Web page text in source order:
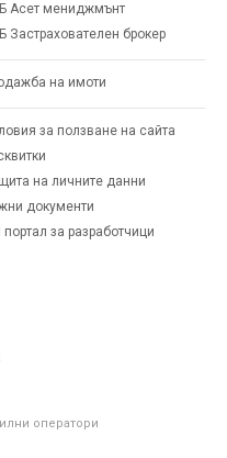
Асет мениджмънт
Застрахователен брокер
на имоти
за ползване на сайта
на личните данни
документи
портал за разработчици
оператори